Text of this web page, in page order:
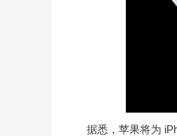
据悉，苹果将为